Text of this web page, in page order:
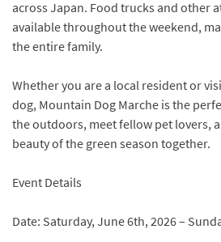
across Japan. Food trucks and other
available throughout the weekend,
the entire family.
Whether you are a local resident or
dog, Mountain Dog Marche is the
the outdoors, meet fellow pet lovers,
beauty of the green season together.
Event Details
Date: Saturday, June 6th, 2026 –